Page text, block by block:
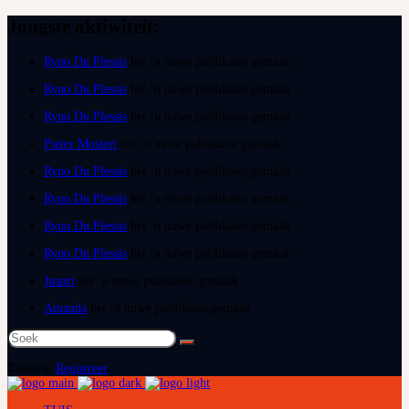
Ryno Du Plessis
Ryno Du Plessis
Ryno Du Plessis
Pieter Mostert
Ryno Du Plessis
Ryno Du Plessis
Ryno Du Plessis
Ryno Du Plessis
Juanri
Amanda
Soek
na:
Registreer